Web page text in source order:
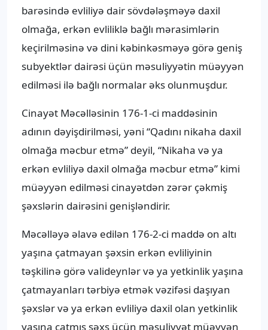
barəsində evliliyə dair sövdələşməyə daxil
olmağa, erkən evliliklə bağlı mərasimlərin
keçirilməsinə və dini kəbinkəsməyə görə geniş
subyektlər dairəsi üçün məsuliyyətin müəyyən
edilməsi ilə bağlı normalar əks olunmuşdur.
Cinayət Məcəlləsinin 176-1-ci maddəsinin
adının dəyişdirilməsi, yəni “Qadını nikaha daxil
olmağa məcbur etmə” deyil, “Nikaha və ya
erkən evliliyə daxil olmağa məcbur etmə” kimi
müəyyən edilməsi cinayətdən zərər çəkmiş
şəxslərin dairəsini genişləndirir.
Məcəlləyə əlavə edilən 176-2-ci maddə on altı
yaşına çatmayan şəxsin erkən evliliyinin
təşkilinə görə valideynlər və ya yetkinlik yaşına
çatmayanları tərbiyə etmək vəzifəsi daşıyan
şəxslər və ya erkən evliliyə daxil olan yetkinlik
yaşına çatmış şəxs üçün məsuliyyət müəyyən